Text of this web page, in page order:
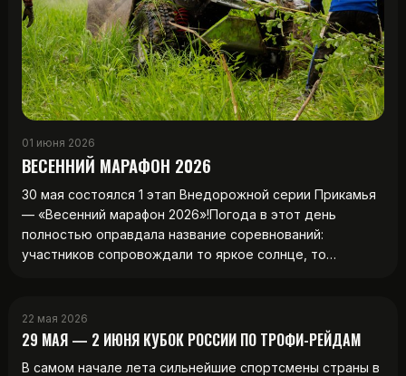
01 июня 2026
ВЕСЕННИЙ МАРАФОН 2026
30 мая состоялся 1 этап Внедорожной серии Прикамья
— «Весенний марафон 2026»!Погода в этот день
полностью оправдала название соревнований:
участников сопровождали то яркое солнце, то…
22 мая 2026
29 МАЯ — 2 ИЮНЯ КУБОК РОССИИ ПО ТРОФИ-РЕЙДАМ
В самом начале лета сильнейшие спортсмены страны в